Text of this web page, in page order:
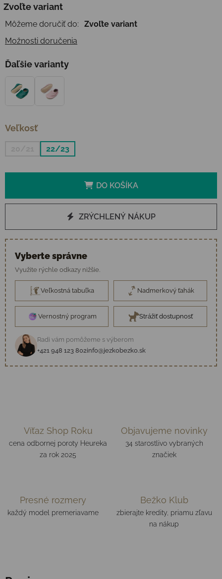
Jednotková cena:
Zvoľte variant
Môžeme doručiť do:
Zvoľte variant
Možnosti doručenia
Ďaľšie varianty
Veľkosť
22/23
DO KOŠÍKA
ZRÝCHLENÝ NÁKUP
Vyberte správne
Využite rýchle odkazy nižšie.
Veľkostná tabuľka Nadmerkový ťahák
Vernostný program Strážiť dostupnosť
Radi vám pomôžeme s výberom
+421 948 123 802info@jezkobezko.sk
Víťaz Shop Roku
cena odbornej poroty Heureka
za rok 2025
Objavujeme novinky
34 starostlivo vybraných
značiek
Presné rozmery
každý model premeriavame
Bežko Klub
zbierajte kredity, priamu zľavu
na nákup